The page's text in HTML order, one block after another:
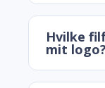
Hvilke
mit logo?